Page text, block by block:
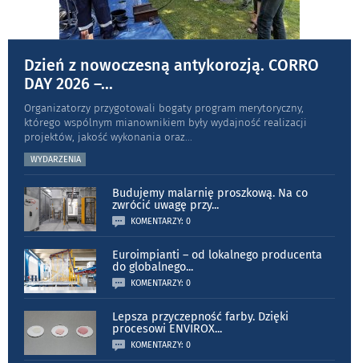
Dzień z nowoczesną antykorozją. CORRO
DAY 2026 –...
Organizatorzy przygotowali bogaty program merytoryczny,
którego wspólnym mianownikiem były wydajność realizacji
projektów, jakość wykonania oraz
WYDARZENIA
Budujemy malarnię proszkową. Na co
zwrócić uwagę przy...
KOMENTARZY: 0
Euroimpianti – od lokalnego producenta
do globalnego...
KOMENTARZY: 0
Lepsza przyczepność farby. Dzięki
procesowi ENVIROX...
KOMENTARZY: 0